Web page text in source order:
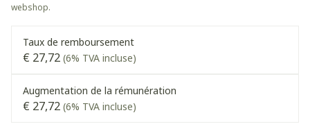
webshop.
Taux de remboursement
€ 27,72 (6% TVA incluse)
Augmentation de la rémunération
€ 27,72 (6% TVA incluse)